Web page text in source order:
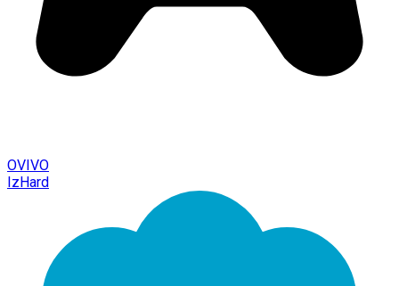
OVIVO
IzHard